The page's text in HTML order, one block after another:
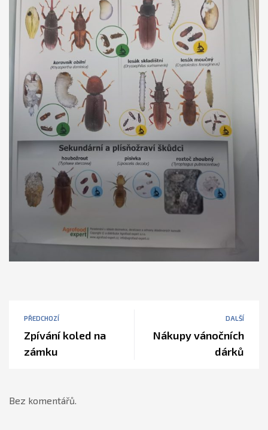
PŘEDCHOZÍ
Zpívání koled na
zámku
DALŠÍ
Nákupy vánočních
dárků
Bez komentářů.